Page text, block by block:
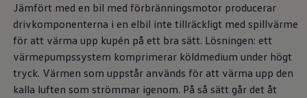
Delar
Originaldelar
Bytesdelar
Ekonomidelar
Classic Parts
Volkswagenkortet
Förmåner och erbjudanden
Frågor och svar
Jämfört med en bil med förbränningsmotor producerar
drivkomponenterna i en elbil inte tillräckligt med spillvärme
för att värma upp kupén på ett bra sätt. Lösningen: ett
värmepumpssystem komprimerar köldmedium under högt
tryck. Värmen som uppstår används för att värma upp den
kalla luften som strömmar igenom. På så sätt går det åt